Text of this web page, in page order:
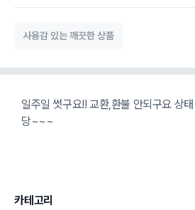
사용감 있는 깨끗한 상품
일주일 썻구요!! 교환,환불 안되구요 상
당~~~
카테고리